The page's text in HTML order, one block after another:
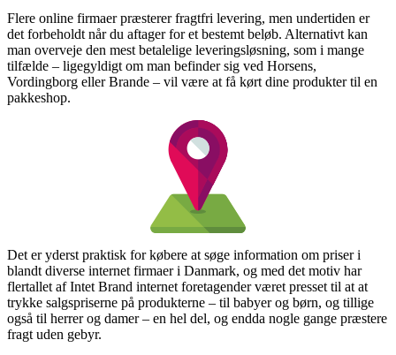
Flere online firmaer præsterer fragtfri levering, men undertiden er
det forbeholdt når du aftager for et bestemt beløb. Alternativt kan
man overveje den mest betalelige leveringsløsning, som i mange
tilfælde – ligegyldigt om man befinder sig ved Horsens,
Vordingborg eller Brande – vil være at få kørt dine produkter til en
pakkeshop.
Det er yderst praktisk for købere at søge information om priser i
blandt diverse internet firmaer i Danmark, og med det motiv har
flertallet af Intet Brand internet foretagender været presset til at at
trykke salgspriserne på produkterne – til babyer og børn, og tillige
også til herrer og damer – en hel del, og endda nogle gange præstere
fragt uden gebyr.